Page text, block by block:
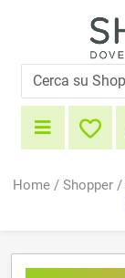
Home / Shopper /